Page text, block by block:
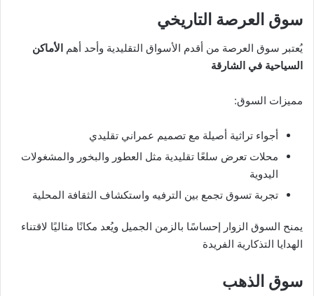
سوق العرصة التاريخي
يُعتبر سوق العرصة من أقدم الأسواق التقليدية وأحد أهم الأماكن
السياحية في الشارقة
مميزات السوق:
أجواء تراثية أصيلة مع تصميم عمراني تقليدي
محلات تعرض سلعًا تقليدية مثل العطور والبخور والمشغولات
اليدوية
تجربة تسوق تجمع بين الترفيه واستكشاف الثقافة المحلية
يمنح السوق الزوار إحساسًا بالزمن الجميل ويُعد مكانًا مثاليًا لاقتناء
الهدايا التذكارية الفريدة
سوق الذهب